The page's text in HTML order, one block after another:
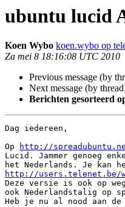
ubuntu lucid
Koen Wybo koen.wybo op
Za mei 8 18:16:08 UTC 2010
Previous message (by
Next message (by
Berichten gesorteerd
Dag iedereen,
Op
http://
Lucid. Jammer genoeg
http://users.telenet.be/
Deze versie is ook op
ook Nederlandstalig op
Heb je nu al nood aan